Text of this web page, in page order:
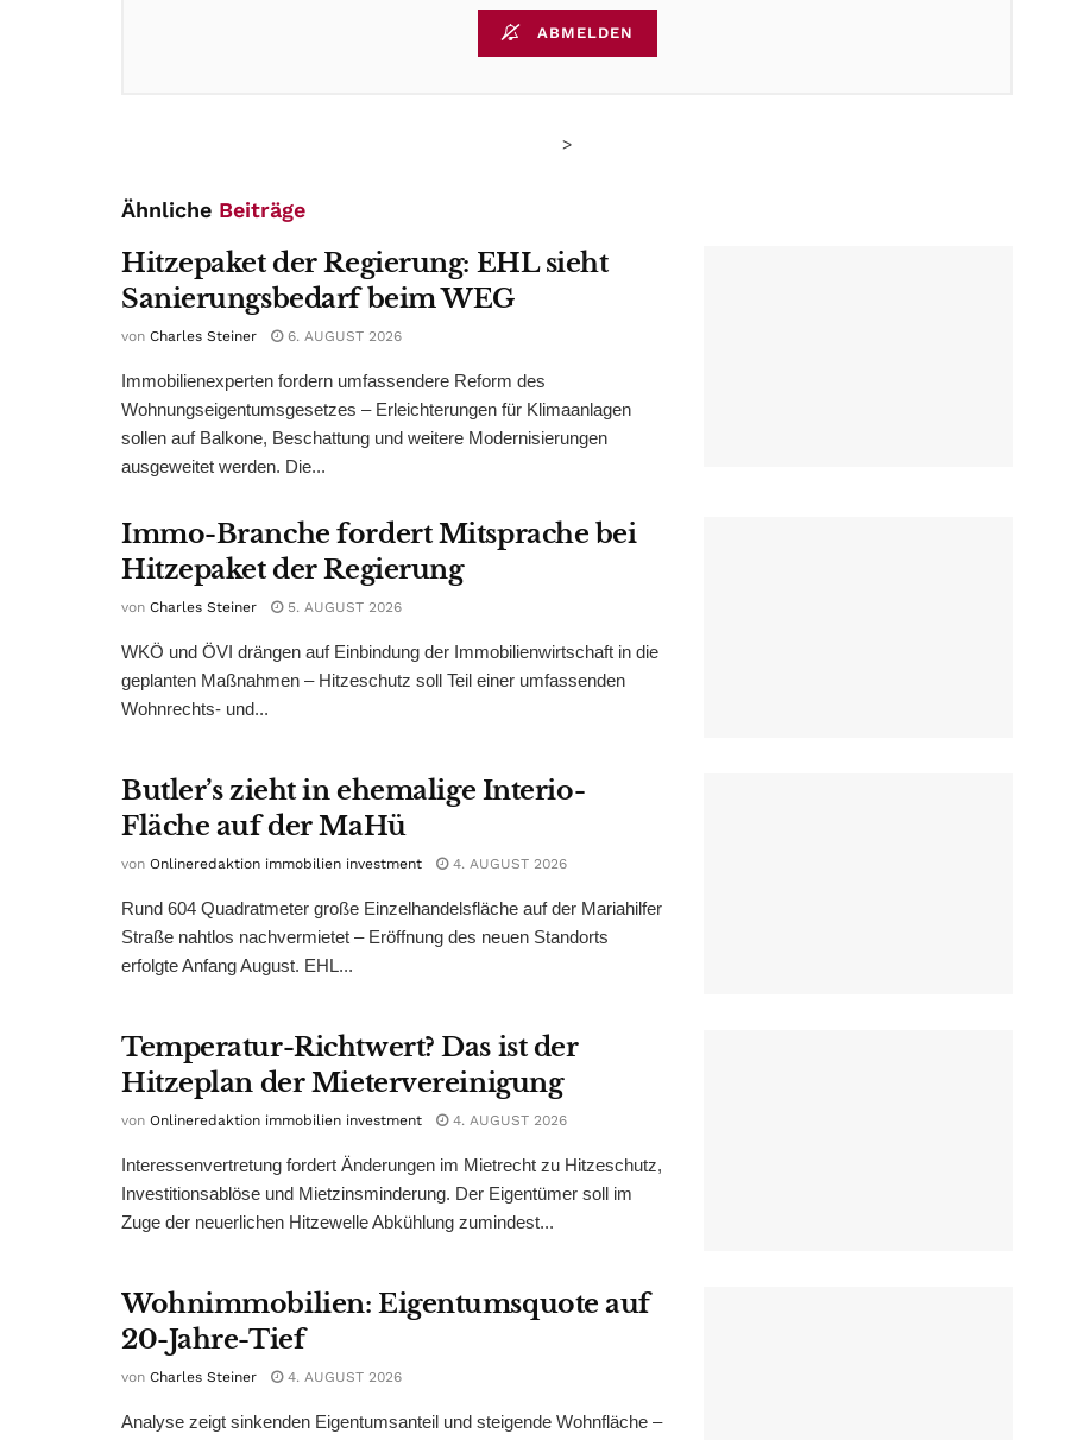
ABMELDEN
>
Ähnliche Beiträge
Hitzepaket der Regierung: EHL sieht
Sanierungsbedarf beim WEG
von Charles Steiner 6. AUGUST 2026
Immobilienexperten fordern umfassendere Reform des
Wohnungseigentumsgesetzes – Erleichterungen für Klimaanlagen
sollen auf Balkone, Beschattung und weitere Modernisierungen
ausgeweitet werden. Die...
Immo-Branche fordert Mitsprache bei
Hitzepaket der Regierung
von Charles Steiner 5. AUGUST 2026
WKÖ und ÖVI drängen auf Einbindung der Immobilienwirtschaft in die
geplanten Maßnahmen – Hitzeschutz soll Teil einer umfassenden
Wohnrechts- und...
Butler’s zieht in ehemalige Interio-
Fläche auf der MaHü
von Onlineredaktion immobilien investment 4. AUGUST 2026
Rund 604 Quadratmeter große Einzelhandelsfläche auf der Mariahilfer
Straße nahtlos nachvermietet – Eröffnung des neuen Standorts
erfolgte Anfang August. EHL...
Temperatur-Richtwert? Das ist der
Hitzeplan der Mietervereinigung
von Onlineredaktion immobilien investment 4. AUGUST 2026
Interessenvertretung fordert Änderungen im Mietrecht zu Hitzeschutz,
Investitionsablöse und Mietzinsminderung. Der Eigentümer soll im
Zuge der neuerlichen Hitzewelle Abkühlung zumindest...
Wohnimmobilien: Eigentumsquote auf
20-Jahre-Tief
von Charles Steiner 4. AUGUST 2026
Analyse zeigt sinkenden Eigentumsanteil und steigende Wohnfläche –